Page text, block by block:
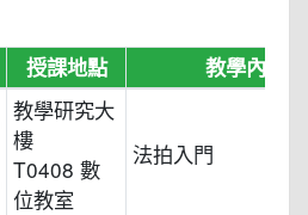
授課地點 教學內容
教學研究大
樓
T0408 數
位教室
法拍入門